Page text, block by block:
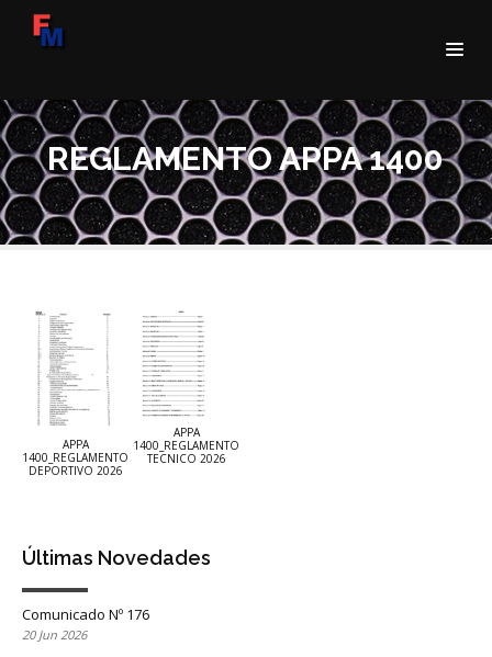
REGLAMENTO APPA 1400
APPA
1400_REGLAMENTO
DEPORTIVO 2026
APPA
1400_REGLAMENTO
TECNICO 2026
Últimas Novedades
Comunicado Nº 176
20 Jun 2026